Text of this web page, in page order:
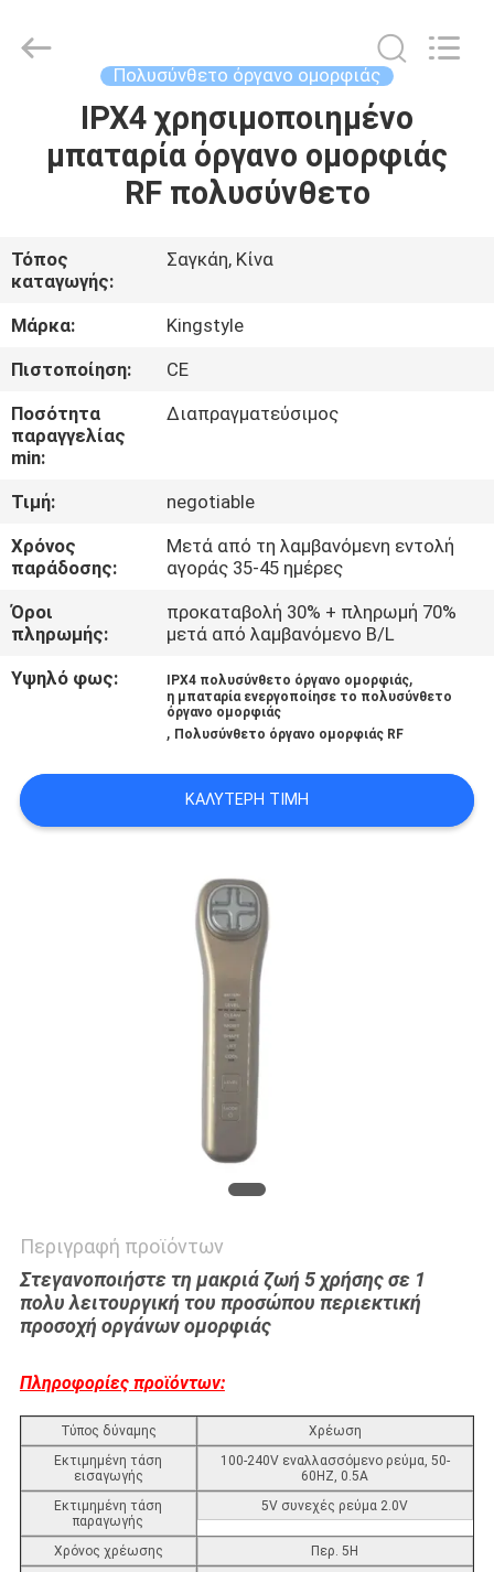
ΠΡΟΪΌΝΤΑ
ΠΕΡΊΠΟΥ
ΕΜΕΊΣ
ΓΎΡΟΣ
ΕΡΓΟΣΤΑΣΊΩΝ
ΠΟΙΟΤΙΚΌΣ
ΈΛΕΓΧΟΣ
ΜΑΣ
ΕΛΆΤΕ
ΕΠΑΦΉ
ΖΗΤΉΣΤΕ
ΈΝΑ
ECER
Πολυσύνθετο όργανο ομορφιάς
IPX4 χρησιμοποιημένο
μπαταρία όργανο ομορφιάς
RF πολυσύνθετο
Τόπος
καταγωγής:
Σαγκάη, Κίνα
Μάρκα:
Kingstyle
Πιστοποίηση:
CE
Ποσότητα
παραγγελίας
min:
Διαπραγματεύσιμος
Τιμή:
negotiable
Χρόνος
παράδοσης:
Μετά από τη λαμβανόμενη εντολή
αγοράς 35-45 ημέρες
Όροι
πληρωμής:
προκαταβολή 30% + πληρωμή 70%
μετά από λαμβανόμενο B/L
Υψηλό φως:
IPX4 πολυσύνθετο όργανο ομορφιάς,
η μπαταρία ενεργοποίησε το πολυσύνθετο
όργανο ομορφιάς
, Πολυσύνθετο όργανο ομορφιάς RF
ΚΑΛΎΤΕΡΗ ΤΙΜΉ
Περιγραφή προϊόντων
Στεγανοποιήστε τη μακριά ζωή 5 χρήσης σε 1
πολυ λειτουργική του προσώπου περιεκτική
προσοχή οργάνων ομορφιάς
Πληροφορίες προϊόντων:
Τύπος δύναμης
Χρέωση
Εκτιμημένη τάση
εισαγωγής
100-240V εναλλασσόμενο ρεύμα, 50-
60HZ, 0.5A
Εκτιμημένη τάση
παραγωγής
5V συνεχές ρεύμα 2.0V
Χρόνος χρέωσης
Περ. 5H